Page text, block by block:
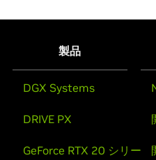
製品
DGX Systems
DRIVE PX
GeForce RTX 20 シリー